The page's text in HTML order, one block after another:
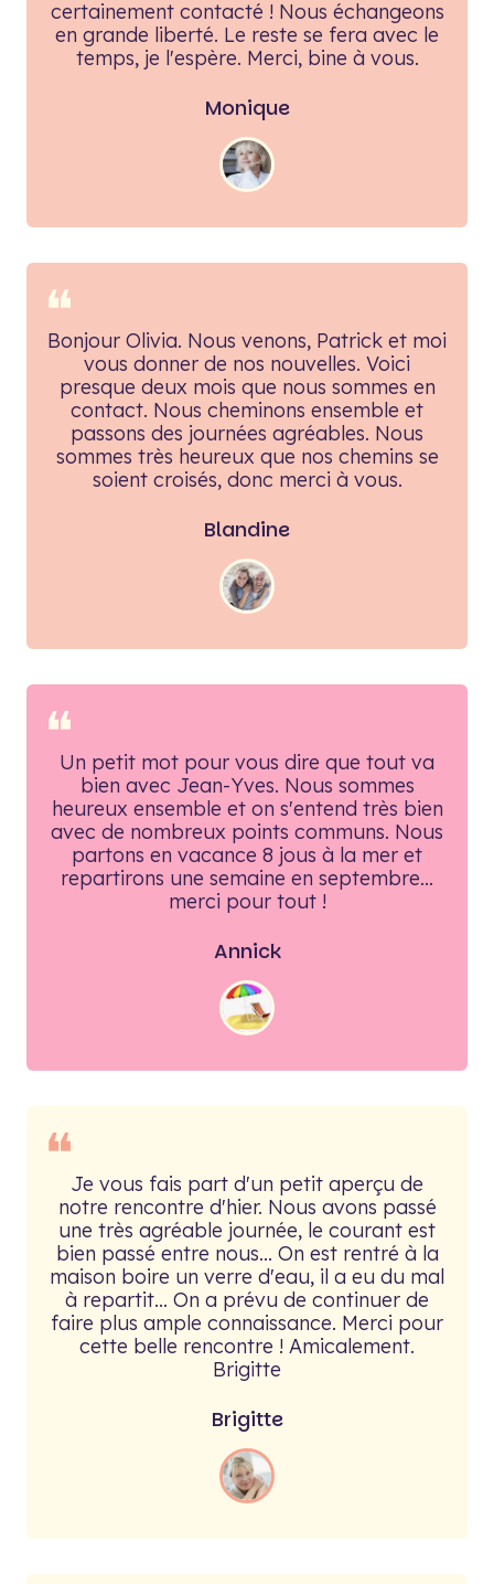
certainement contacté ! Nous échangeons
en grande liberté. Le reste se fera avec le
temps, je l'espère. Merci, bine à vous.
Monique
❝
Bonjour Olivia. Nous venons, Patrick et moi
vous donner de nos nouvelles. Voici
presque deux mois que nous sommes en
contact. Nous cheminons ensemble et
passons des journées agréables. Nous
sommes très heureux que nos chemins se
soient croisés, donc merci à vous.
Blandine
❝Un petit mot pour vous dire que tout va
bien avec Jean-Yves. Nous sommes
heureux ensemble et on s'entend très bien
avec de nombreux points communs. Nous
partons en vacance 8 jous à la mer et
repartirons une semaine en septembre...
merci pour tout !
Annick
❝Je vous fais part d'un petit aperçu de
notre rencontre d'hier. Nous avons passé
une très agréable journée, le courant est
bien passé entre nous... On est rentré à la
maison boire un verre d'eau, il a eu du mal
à repartit... On a prévu de continuer de
faire plus ample connaissance. Merci pour
cette belle rencontre ! Amicalement.
Brigitte
Brigitte